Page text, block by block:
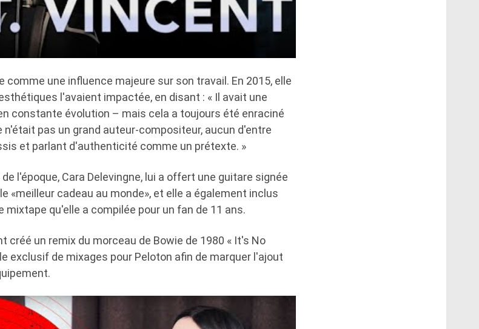
une influence majeure sur son travail. En 2015, elle
l'avaient impactée, en disant : « Il avait une
constante évolution – mais cela a toujours été enraciné
n'était pas un grand auteur-compositeur, aucun d'entre
et parlant d'authenticité comme un prétexte. »
l'époque, Cara Delevingne, lui a offert une guitare signée
«meilleur cadeau au monde», et elle a également inclus
mixtape qu'elle a compilée pour un fan de 11 ans.
créé un remix du morceau de Bowie de 1980 « It's No
exclusif de mixages pour Peloton afin de marquer l'ajout